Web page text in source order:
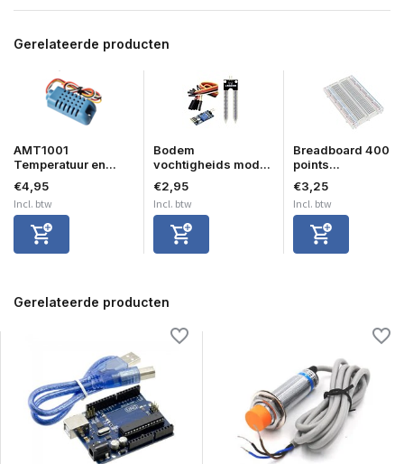
Gerelateerde producten
AMT1001
Temperatuur en...
€4,95
Incl. btw
Bodem
vochtigheids mod...
€2,95
Incl. btw
Breadboard 400
points...
€3,25
Incl. btw
Gerelateerde producten